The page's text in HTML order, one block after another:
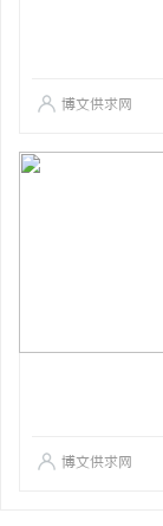
博文供求网
博文供求网